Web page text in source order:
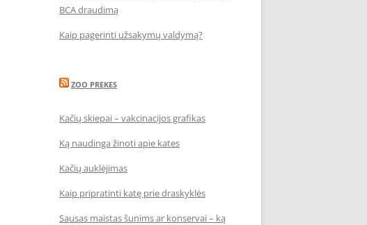
BCA draudimą
Kaip pagerinti užsakymų valdymą?
ZOO PREKES
Kačių skiepai – vakcinacijos grafikas
Ką naudinga žinoti apie kates
Kačių auklėjimas
Kaip pripratinti katę prie draskyklės
Sausas maistas šunims ar konservai – ką